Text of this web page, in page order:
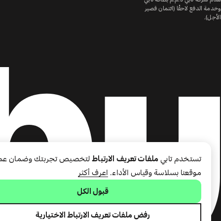
وخدمة الدفع لاحقًا (ائتمان قصير
الأجل).
تستخدم تابي ملفات تعريف الارتباطلتخصيص تجربتك وضمان
موقعنا بسلاسة وقياس الأداء. اعرف أكثر
قبول الكل
رفض ملفات تعريف الارتباط الاختيارية